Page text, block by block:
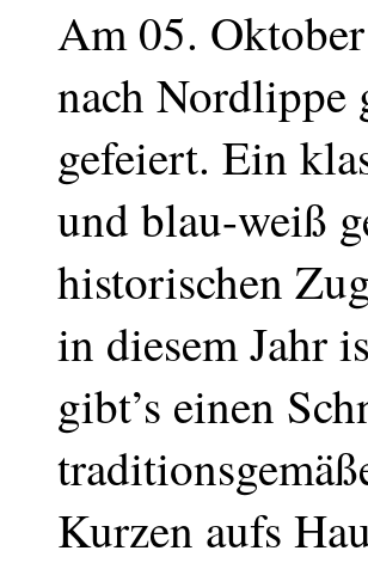
Am 05.
nach Nordlippe
gefeiert. Ein
und blau-weiß
historischen
in diesem Jahr
gibt’s einen
Kurzen aufs